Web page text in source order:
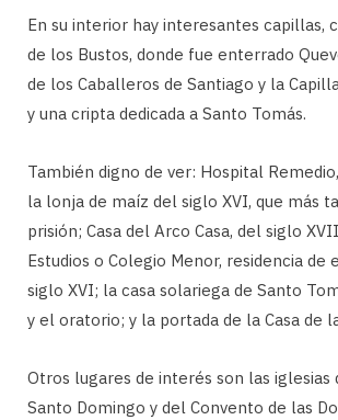
En su interior hay interesantes capillas,
de los Bustos, donde fue enterrado
de los Caballeros de Santiago y la
y una cripta dedicada a Santo Tomás.
También digno de ver: Hospital
la lonja de maíz del siglo XVI, que más
prisión; Casa del Arco Casa, del siglo
Estudios o Colegio Menor, residencia de
siglo XVI; la casa solariega de Santo
y el oratorio; y la portada de la Casa de
Otros lugares de interés son las iglesias
Santo Domingo y del Convento de las